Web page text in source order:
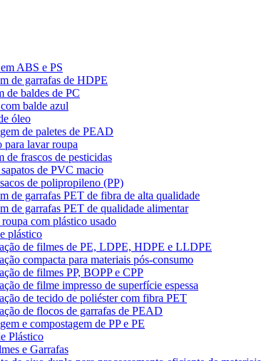
ABS e PS
de garrafas de HDPE
de baldes de PC
balde azul
óleo
de paletes de PEAD
para lavar roupa
de frascos de pesticidas
de PVC macio
de polipropileno (PP)
de garrafas PET de fibra de alta qualidade
de garrafas PET de qualidade alimentar
com plástico usado
plástico
de filmes de PE, LDPE, HDPE e LLDPE
compacta para materiais pós-consumo
de filmes PP, BOPP e CPP
de filme impresso de superfície espessa
de tecido de poliéster com fibra PET
de flocos de garrafas de PEAD
e compostagem de PP e PE
Plástico
e Garrafas